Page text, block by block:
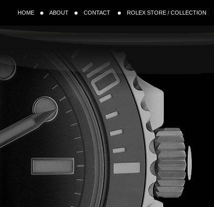
HOME ABOUT CONTACT ROLEX STORE / COLLECTION